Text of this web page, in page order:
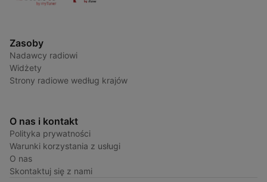
Zasoby
Nadawcy radiowi
Widżety
Strony radiowe według krajów
O nas i kontakt
Polityka prywatności
Warunki korzystania z usługi
O nas
Skontaktuj się z nami